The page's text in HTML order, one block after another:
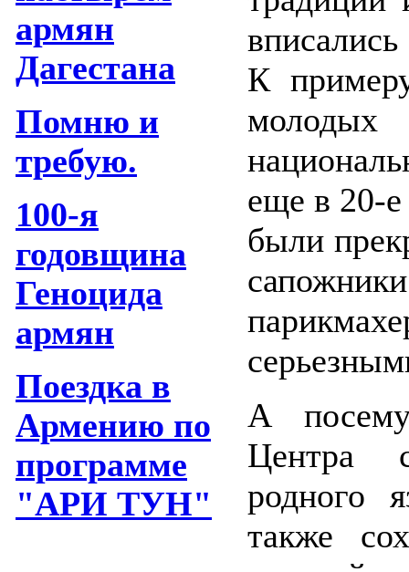
армян
Дагестана
Помню и
требую.
100-я
годовщина
Геноцида
армян
Поездка в
Армению по
программе
"АРИ ТУН"
К
еще в 20-
были
А
Центра
родного
также